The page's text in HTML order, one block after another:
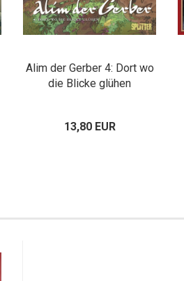
Alim der Gerber 4: Dort wo
die Blicke glühen
13,80 EUR